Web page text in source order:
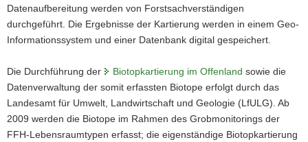
Datenaufbereitung werden von Forstsachverständigen
durchgeführt. Die Ergebnisse der Kartierung werden in einem Geo-
Informationssystem und einer Datenbank digital gespeichert.
Die Durchführung der Biotopkartierung im Offenland sowie die
Datenverwaltung der somit erfassten Biotope erfolgt durch das
Landesamt für Umwelt, Landwirtschaft und Geologie (LfULG). Ab
2009 werden die Biotope im Rahmen des Grobmonitorings der
FFH-Lebensraumtypen erfasst; die eigenständige Biotopkartierung